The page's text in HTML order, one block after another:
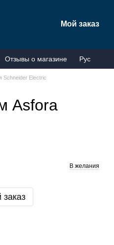
Мой заказ
Отзывы о магазине Рус
Schneider Electric
Asfora
В желания